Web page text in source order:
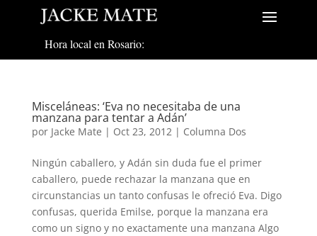
Hora local en Rosario:
Misceláneas: ‘Eva no necesitaba de una
manzana para tentar a Adán’
por Jacke Mate | Oct 23, 2012 | Columna Dos
Ningún caballero, y Adán sin duda fue el primer
caballero, puede rechazar la manzana que en
circunstancias un tanto confusas le ofreció Eva. Digo
confusas, querida Emilse, porque la manzana era
como un signo y no exactamente una manzana Algo